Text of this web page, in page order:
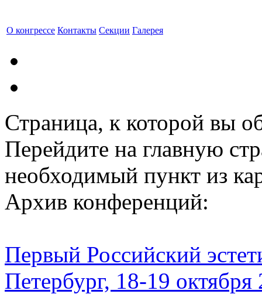
О конгрессе Контакты Секции Галерея
Страница, к которой вы
Перейдите на главную
необходимый пункт из
Архив конференций:
Первый Российский
Петербург, 18-19 октября